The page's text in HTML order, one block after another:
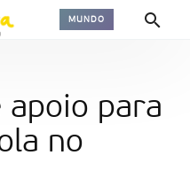
MUNDO
apoio para
no